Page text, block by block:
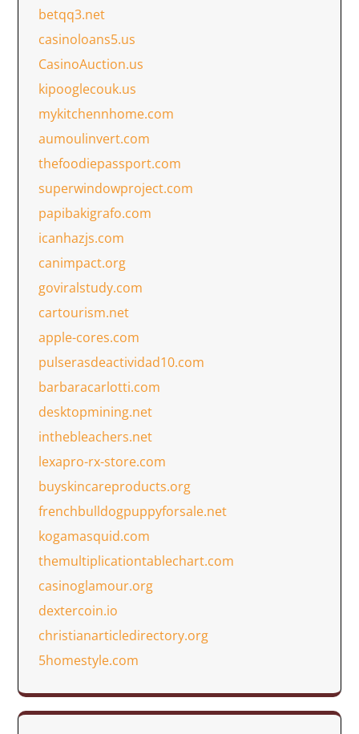
betqq3.net
casinoloans5.us
CasinoAuction.us
kipooglecouk.us
mykitchennhome.com
aumoulinvert.com
thefoodiepassport.com
superwindowproject.com
papibakigrafo.com
icanhazjs.com
canimpact.org
goviralstudy.com
cartourism.net
apple-cores.com
pulserasdeactividad10.com
barbaracarlotti.com
desktopmining.net
inthebleachers.net
lexapro-rx-store.com
buyskincareproducts.org
frenchbulldogpuppyforsale.net
kogamasquid.com
themultiplicationtablechart.com
casinoglamour.org
dextercoin.io
christianarticledirectory.org
5homestyle.com